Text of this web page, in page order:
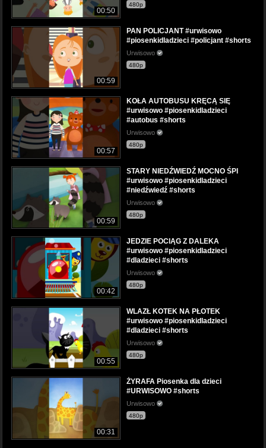
00:50
480p
00:59
PAN POLICJANT #urwisowo
#piosenkidladzieci #policjant #shorts
Urwisowo
480p
00:57
KOŁA AUTOBUSU KRĘCĄ SIĘ
#urwisowo #piosenkidladzieci
#autobus #shorts
Urwisowo
480p
00:59
STARY NIEDŹWIEDŹ MOCNO ŚPI
#urwisowo #piosenkidladzieci
#niedźwiedź #shorts
Urwisowo
480p
00:42
JEDZIE POCIĄG Z DALEKA
#urwisowo #piosenkidladzieci
#dladzieci #shorts
Urwisowo
480p
00:55
WLAZŁ KOTEK NA PŁOTEK
#urwisowo #piosenkidladzieci
#dladzieci #shorts
Urwisowo
480p
00:31
ŻYRAFA Piosenka dla dzieci
#URWISOWO #shorts
Urwisowo
480p